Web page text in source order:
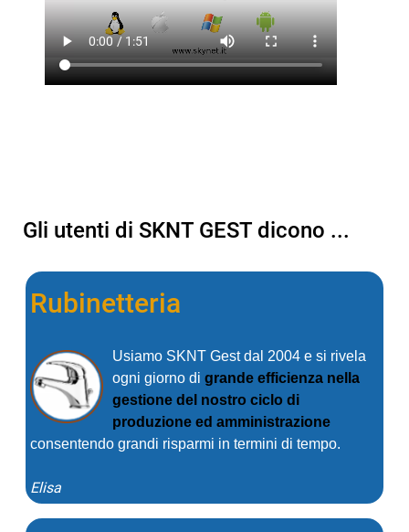
Gli utenti di SKNT GEST dicono ...
Rubinetteria
Usiamo SKNT Gest dal 2004 e si rivela
ogni giorno di grande efficienza nella
gestione del nostro ciclo di
produzione ed amministrazione
consentendo grandi risparmi in termini di tempo.
Elisa